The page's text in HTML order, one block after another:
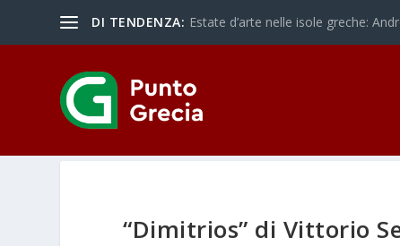
DI TENDENZA: Estate d’arte nelle isole greche:
“Dimitrios” di Vittorio